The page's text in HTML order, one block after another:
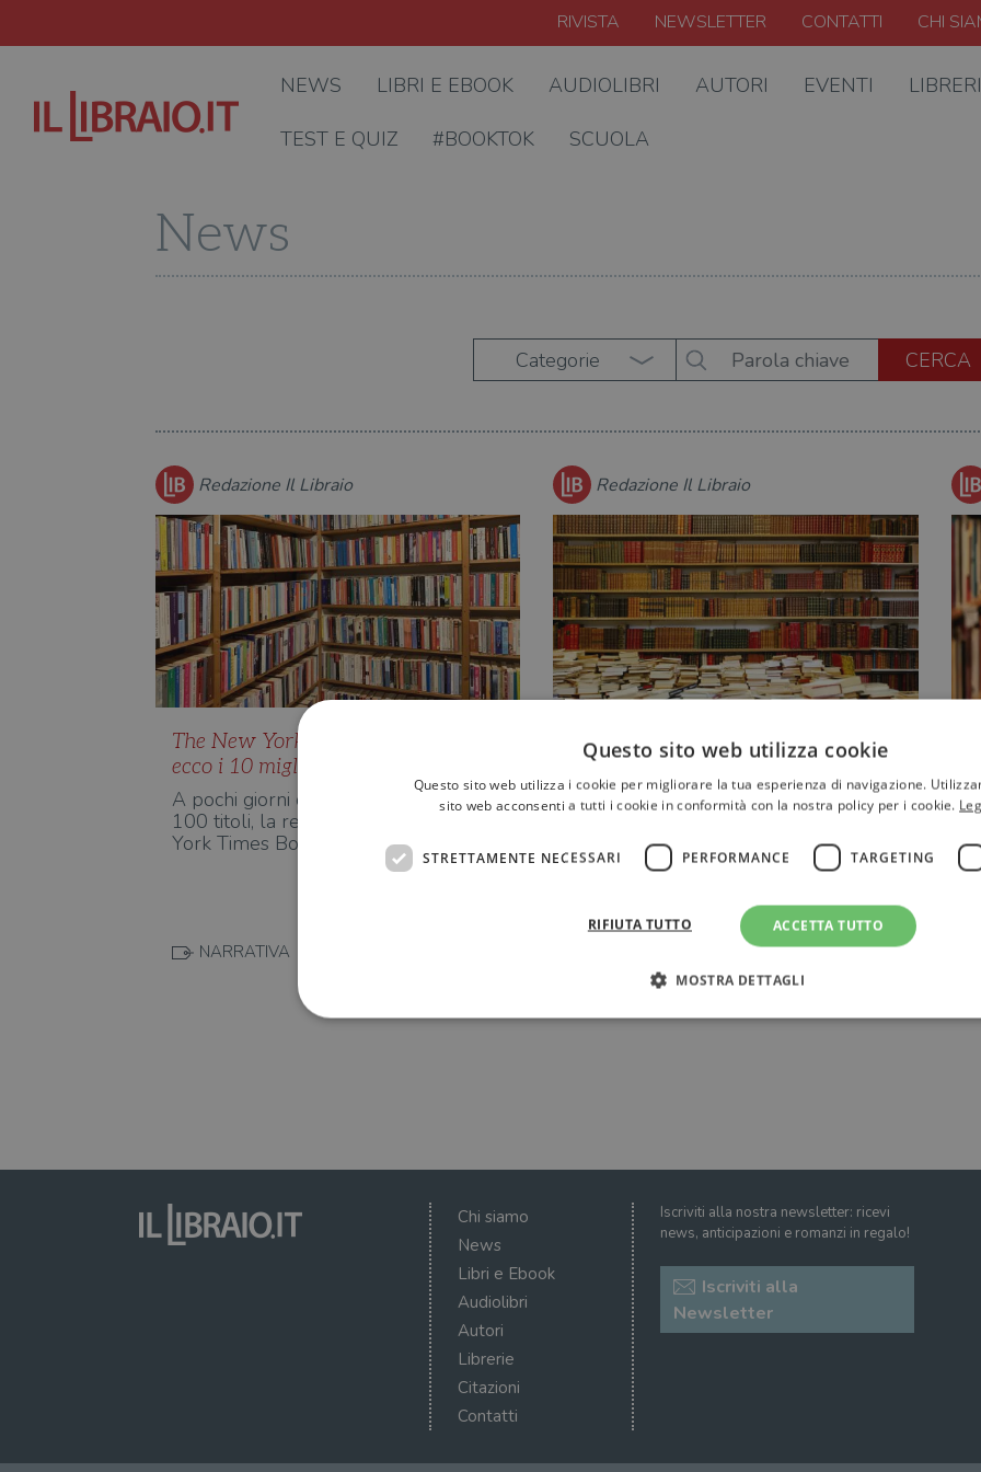
RIVISTA NEWSLETTER CONTATTI CHI
NEWS LIBRI E EBOOK AUDIOLIBRI AUTORI EVENTI
TEST E QUIZ #BOOKTOK SCUOLA
News
Categorie
Redazione Il Libraio
The New York Times Book Review:
ecco i 10 migliori libri del 2022
A pochi giorni dalla prima selezione di
100 titoli, la redazione del The New
York Times Book Review …
NARRATIVA
Redazione Il Libraio
I 100 migliori libri del 2022 per il
New York Times
Arriva l'attesa dei 100 libri del 2022
del New York Times. Tra gli altri,
troviamo i premi Nobel per…
Chi siamo
News
Libri e Ebook
Audiolibri
Autori
Librerie
Citazioni
Contatti
Iscriviti alla nostra newsletter: ricevi
news, anticipazioni e romanzi in regalo!
Iscriviti alla
Newsletter
Questo sito web utilizza cookie
Questo sito web utilizza i cookie per migliorare la tua esperienza di navigazione.
sito web acconsenti a tutti i cookie in conformità con la nostra policy per i cookie.
STRETTAMENTE NECESSARI PERFORMANCE TARGETING
ACCETTA TUTTO
RIFIUTA TUTTO
MOSTRA DETTAGLI
Dominio
wordpress_test_cookie
Inc.
Sessione
WordPress imposta questo cookie quando accedi
cookie viene utilizzato per verificare se il browser
consentire o rifiutare i cookie.
wordpress_sec_[hash] .illibraio.it Sessione
Usato per gestire la sessione degli utenti loggati sul
wordpress_logged_in_[hash]
.illibraio.it Sessione
Usato per gestire la sessione degli utenti loggati sul
CookieScriptConsent
1 mese Memorizza lo stato del consenso ai cookie
settimana
3 giorni